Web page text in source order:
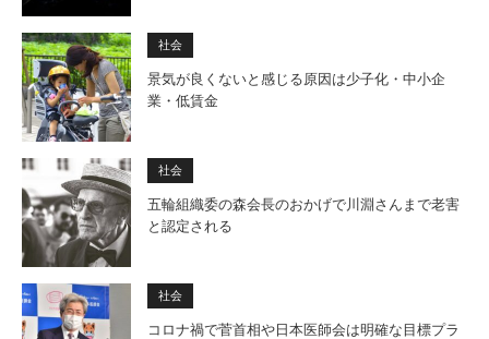
社会
景気が良くないと感じる原因は少子化・中小企
業・低賃金
社会
五輪組織委の森会長のおかげで川淵さんまで老害
と認定される
社会
コロナ禍で菅首相や日本医師会は明確な目標プラ